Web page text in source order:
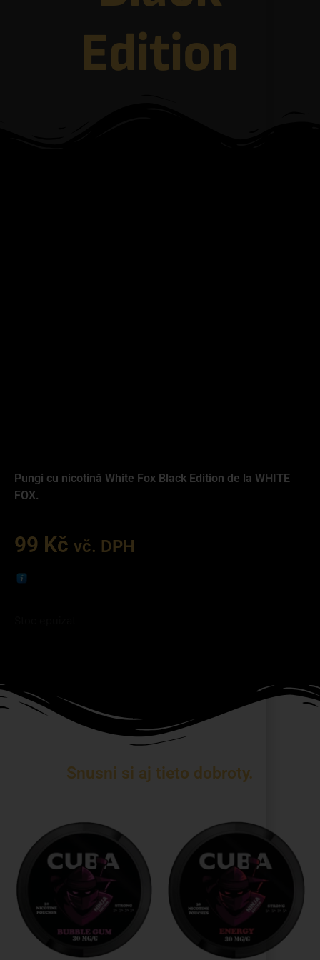
Edition
Pungi cu nicotină White Fox Black Edition de la WHITE
FOX.
99 Kč vč. DPH
Snusni si aj tieto dobroty.